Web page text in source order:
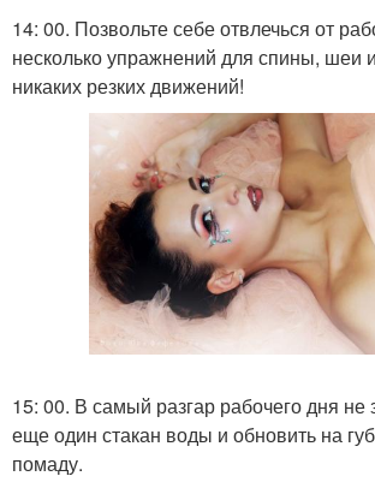
14: 00. Позвольте себе отвлечься от
несколько упражнений для спины, шеи
никаких резких движений!
15: 00. В самый разгар рабочего дня не
еще один стакан воды и обновить на
помаду.